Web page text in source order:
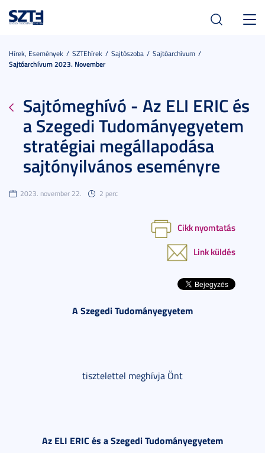
Hírek, Események SZTEhírek Sajtószoba
Sajtóarchívum
Sajtóarchívum 2023. November
Sajtómeghívó - Az ELI ERIC és
a Szegedi Tudományegyetem
stratégiai megállapodása
sajtónyilvános eseményre
2023. november 22. 2 perc
Cikk nyomtatás
Link küldés
A Szegedi Tudományegyetem
tisztelettel meghívja Önt
Az ELI ERIC és a Szegedi Tudományegyetem